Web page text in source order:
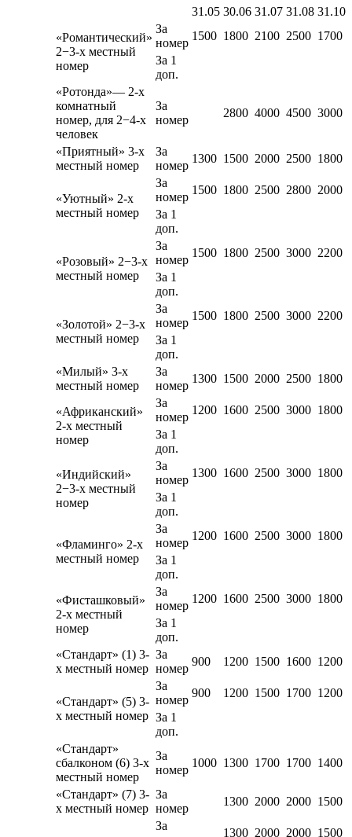
31.05 30.06 31.07 31.08 31.10
«Романтический»
2−3-х местный
номер
За
номер
1500 1800 2100 2500 1700
За 1
доп.
«Ротонда»— 2-х
комнатный
номер, для 2−4-х
человек
За
номер
2800 4000 4500 3000
«Приятный» 3-х
местный номер
За
номер
1300 1500 2000 2500 1800
«Уютный» 2-х
местный номер
За
номер
1500 1800 2500 2800 2000
За 1
доп.
«Розовый» 2−3-х
местный номер
За
номер
1500 1800 2500 3000 2200
За 1
доп.
«Золотой» 2−3-х
местный номер
За
номер
1500 1800 2500 3000 2200
За 1
доп.
«Милый» 3-х
местный номер
За
номер
1300 1500 2000 2500 1800
«Африканский»
2-х местный
номер
За
номер
1200 1600 2500 3000 1800
За 1
доп.
«Индийский»
2−3-х местный
номер
За
номер
1300 1600 2500 3000 1800
За 1
доп.
«Фламинго» 2-х
местный номер
За
номер
1200 1600 2500 3000 1800
За 1
доп.
«Фисташковый»
2-х местный
номер
За
номер
1200 1600 2500 3000 1800
За 1
доп.
«Стандарт» (1) 3-
х местный номер
За
номер
900 1200 1500 1600 1200
«Стандарт» (5) 3-
х местный номер
За
номер
900 1200 1500 1700 1200
За 1
доп.
«Стандарт»
сбалконом (6) 3-х
местный номер
За
номер
1000 1300 1700 1700 1400
«Стандарт» (7) 3-
х местный номер
За
номер
1300 2000 2000 1500
За
1300 2000 2000 1500